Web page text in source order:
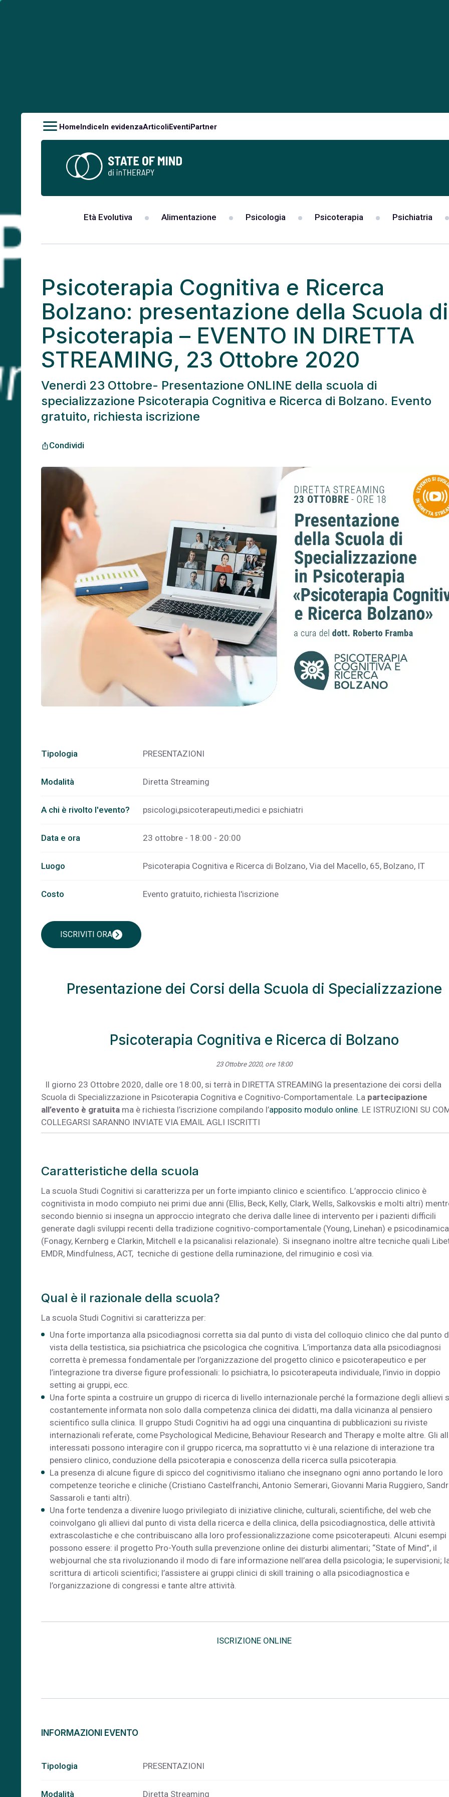
HomeIndiceIn evidenzaArticoliEventiPartner
Età Evolutiva Alimentazione Psicologia Psicoterapia Psichiatria
Psicoterapia Cognitiva e Ricerca
Bolzano: presentazione della Scuola di
Psicoterapia – EVENTO IN DIRETTA
STREAMING, 23 Ottobre 2020
Venerdì 23 Ottobre- Presentazione ONLINE della scuola di
specializzazione Psicoterapia Cognitiva e Ricerca di Bolzano. Evento
gratuito, richiesta iscrizione
ios_shareCondividi
Tipologia PRESENTAZIONI
Modalità Diretta Streaming
A chi è rivolto l'evento? psicologi,psicoterapeuti,medici e psichiatri
Data e ora 23 ottobre - 18:00 - 20:00
Luogo Psicoterapia Cognitiva e Ricerca di Bolzano, Via del Macello, 65, Bolzano, IT
Costo Evento gratuito, richiesta l'iscrizione
ISCRIVITI ORAchevron_right
Presentazione dei Corsi della Scuola di Specializzazione
Psicoterapia Cognitiva e Ricerca di Bolzano
23 Ottobre 2020, ore 18:00
Il giorno 23 Ottobre 2020, dalle ore 18:00, si terrà in DIRETTA STREAMING la presentazione dei corsi della
Scuola di Specializzazione in Psicoterapia Cognitiva e Cognitivo-Comportamentale. La partecipazione
all’evento è gratuita ma è richiesta l’iscrizione compilando l’apposito modulo online . LE ISTRUZIONI SU
COLLEGARSI SARANNO INVIATE VIA EMAIL AGLI ISCRITTI
Caratteristiche della scuola
La scuola Studi Cognitivi si caratterizza per un forte impianto clinico e scientifico. L’approccio clinico è
cognitivista in modo compiuto nei primi due anni (Ellis, Beck, Kelly, Clark, Wells, Salkovskis e molti altri)
secondo biennio si insegna un approccio integrato che deriva dalle linee di intervento per i pazienti difficili
generate dagli sviluppi recenti della tradizione cognitivo-comportamentale (Young, Linehan) e psicodinamica
(Fonagy, Kernberg e Clarkin, Mitchell e la psicanalisi relazionale). Si insegnano inoltre altre tecniche quali
EMDR, Mindfulness, ACT, tecniche di gestione della ruminazione, del rimuginio e così via.
Qual è il razionale della scuola?
La scuola Studi Cognitivi si caratterizza per:
Una forte importanza alla psicodiagnosi corretta sia dal punto di vista del colloquio clinico che dal punto
vista della testistica, sia psichiatrica che psicologica che cognitiva. L’importanza data alla psicodiagnosi
corretta è premessa fondamentale per l’organizzazione del progetto clinico e psicoterapeutico e per
l’integrazione tra diverse figure professionali: lo psichiatra, lo psicoterapeuta individuale, l’invio in doppio
setting ai gruppi, ecc.
Una forte spinta a costruire un gruppo di ricerca di livello internazionale perché la formazione degli allievi
costantemente informata non solo dalla competenza clinica dei didatti, ma dalla vicinanza al pensiero
scientifico sulla clinica. Il gruppo Studi Cognitivi ha ad oggi una cinquantina di pubblicazioni su riviste
internazionali referate, come Psychological Medicine, Behaviour Research and Therapy e molte altre. Gli
interessati possono interagire con il gruppo ricerca, ma soprattutto vi è una relazione di interazione tra
pensiero clinico, conduzione della psicoterapia e conoscenza della ricerca sulla psicoterapia.
La presenza di alcune figure di spicco del cognitivismo italiano che insegnano ogni anno portando le loro
competenze teoriche e cliniche (Cristiano Castelfranchi, Antonio Semerari, Giovanni Maria Ruggiero,
Sassaroli e tanti altri).
Una forte tendenza a divenire luogo privilegiato di iniziative cliniche, culturali, scientifiche, del web che
coinvolgano gli allievi dal punto di vista della ricerca e della clinica, della psicodiagnostica, delle attività
extrascolastiche e che contribuiscano alla loro professionalizzazione come psicoterapeuti. Alcuni esempi
possono essere: il progetto Pro-Youth sulla prevenzione online dei disturbi alimentari; “State of Mind”, il
webjournal che sta rivoluzionando il modo di fare informazione nell’area della psicologia; le supervisioni;
scrittura di articoli scientifici; l’assistere ai gruppi clinici di skill training o alla psicodiagnostica e
l’organizzazione di congressi e tante altre attività.
ISCRIZIONE ONLINE
INFORMAZIONI EVENTO
Tipologia PRESENTAZIONI
Modalità Diretta Streaming